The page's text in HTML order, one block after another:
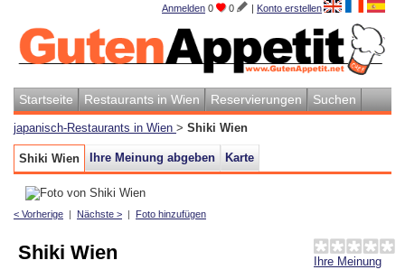
Anmelden 0 0 | Konto erstellen
Startseite Restaurants in Wien Reservierungen Suchen
japanisch-Restaurants in Wien > Shiki Wien
Shiki Wien Ihre Meinung abgeben Karte
< Vorherige | Nächste > | Foto hinzufügen
Ihre Meinung
Shiki Wien